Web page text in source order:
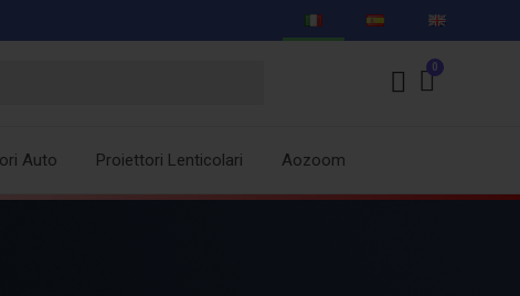
Auto Proiettori Lenticolari Aozoom